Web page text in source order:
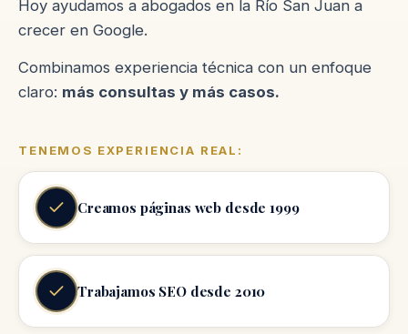
Hoy ayudamos a abogados en la Río San Juan a
crecer en Google.
Combinamos experiencia técnica con un enfoque
claro: más consultas y más casos.
TENEMOS EXPERIENCIA REAL:
Creamos páginas web desde 1999
Trabajamos SEO desde 2010